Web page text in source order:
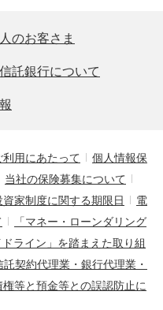
のお客さま
託銀行について
用にあたって
個人情報保
当社の保険募集について
家制度に関する期限日
電
「マネー・ローンダリング
ライン」を踏まえた取り組
託契約代理業・銀行代理業・
等と預金等との誤認防止に